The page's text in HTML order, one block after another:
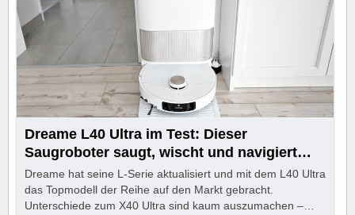
Dreame L40 Ultra im Test: Dieser
Saugroboter saugt, wischt und navigiert
klasse
Dreame hat seine L-Serie aktualisiert und mit dem L40 Ultra
das Topmodell der Reihe auf den Markt gebracht.
Unterschiede zum X40 Ultra sind kaum auszumachen –…